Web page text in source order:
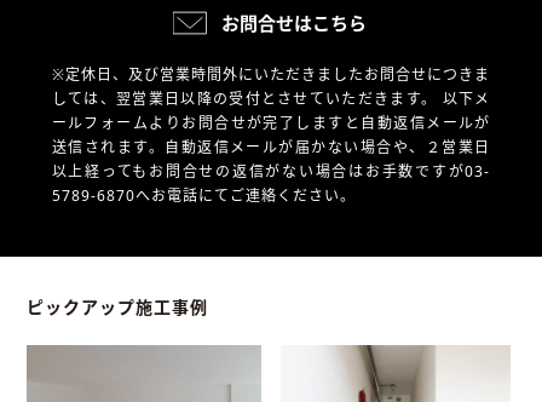
お問合せはこちら
※定休日、及び営業時間外にいただきましたお問合せにつきま
しては、翌営業日以降の受付とさせていただきます。 以下メ
ールフォームよりお問合せが完了しますと自動返信メールが
送信されます。自動返信メールが届かない場合や、
２営業日
以上経ってもお問合せの返信がない場合はお手数ですが03-
5789-6870へお電話にてご連絡ください。
ピックアップ施工事例